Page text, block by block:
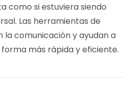
como si estuviera siendo
Las herramientas de
comunicación y ayudan a
más rápida y eficiente.